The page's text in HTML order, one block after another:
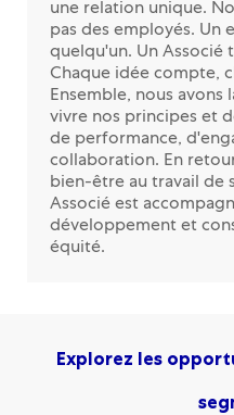
une relation unique.
pas des employés. Un
quelqu'un. Un Associé
Chaque idée compte,
Ensemble, nous
vivre nos principes et
de performance,
collaboration. En
bien-être au travail de
Associé est
développement et
équité.
Explorez les